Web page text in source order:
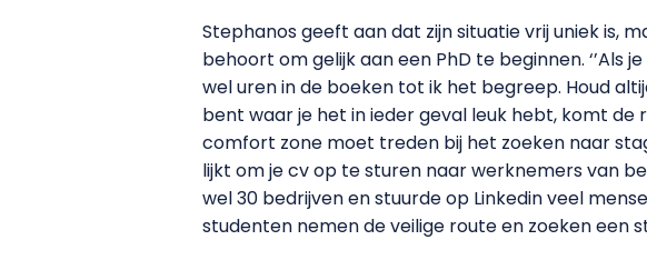
Stephanos geeft aan dat zijn situatie vrij uniek is,
behoort om gelijk aan een PhD te beginnen.
wel uren in de boeken tot ik het begreep. Houd
bent waar je het in ieder geval leuk hebt, komt de
comfort zone moet treden bij het zoeken naar
lijkt om je cv op te sturen naar werknemers van
wel 30 bedrijven en stuurde op Linkedin veel
studenten nemen de veilige route en zoeken een